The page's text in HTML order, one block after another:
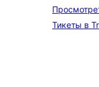
Тикеты в